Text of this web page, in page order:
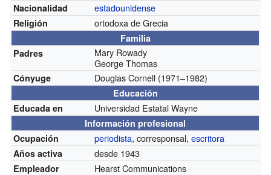
Nacionalidad estadounidense
Religión ortodoxa de Grecia
Familia
Padres
Mary Rowady
George Thomas
Cónyuge Douglas Cornell (1971–1982)
Educación
Educada en
Universidad Estatal Wayne
Información profesional
Ocupación
periodista, corresponsal,escritora
Años activa desde 1943
Empleador Hearst Communications